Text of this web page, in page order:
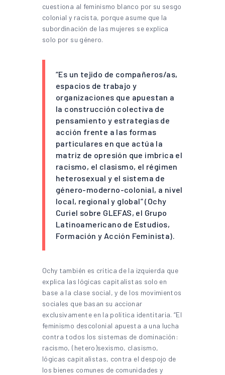
cuestiona al feminismo blanco por su sesgo
colonial y racista, porque asume que la
subordinación de las mujeres se explica
solo por su género.
“Es un tejido de compañeros/as,
espacios de trabajo y
organizaciones que apuestan a
la construcción colectiva de
pensamiento y estrategias de
acción frente a las formas
particulares en que actúa la
matriz de opresión que imbrica el
racismo, el clasismo, el régimen
heterosexual y el sistema de
género-moderno-colonial, a nivel
local, regional y global” (Ochy
Curiel sobre GLEFAS, el Grupo
Latinoamericano de Estudios,
Formación y Acción Feminista).
Ochy también es crítica de la izquierda que
explica las lógicas capitalistas solo en
base a la clase social, y de los movimientos
sociales que basan su accionar
exclusivamente en la política identitaria. “El
feminismo descolonial apuesta a una lucha
contra todos los sistemas de dominación:
racismo, (hetero)sexismo, clasismo,
lógicas capitalistas, contra el despojo de
los bienes comunes de comunidades y